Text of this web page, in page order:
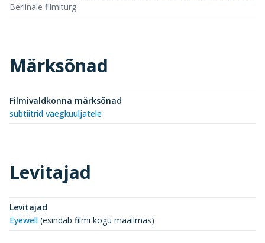
Berlinale filmiturg
Märksõnad
Filmivaldkonna märksõnad
subtiitrid vaegkuuljatele
Levitajad
Levitajad
Eyewell (esindab filmi kogu maailmas)